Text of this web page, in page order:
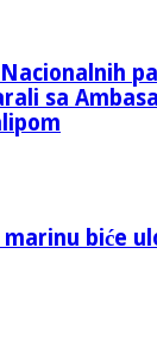
sa
biće